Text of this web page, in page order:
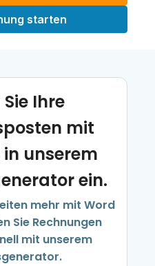
starten
Ihre
mit
unserem
ein.
mehr mit Word
Sie Rechnungen
mit unserem